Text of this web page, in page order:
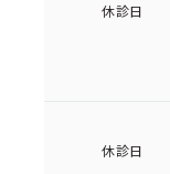
休診日
休診日